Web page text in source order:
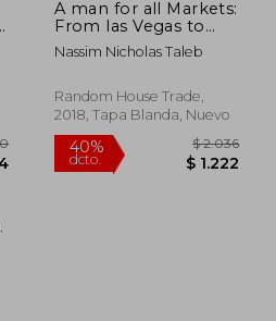
A man for all Markets:
From las Vegas to
Wall Street, how i
Beat the Dealer and
Cover ] (en Inglés)
Nassim Nicholas Taleb
Random House Trade,
2018, Tapa Blanda, Nuevo